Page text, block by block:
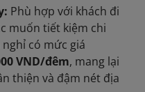
Phù hợp với khách đi
muốn tiết kiệm chi
có mức giá
VND/đêm, mang lại
thiện và đậm nét địa